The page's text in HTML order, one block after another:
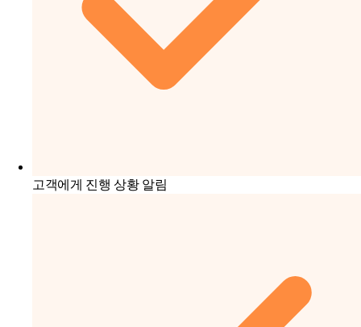
고객에게 진행 상황 알림